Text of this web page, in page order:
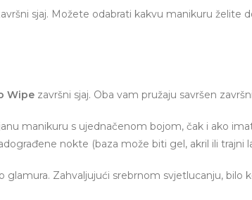
sjaj. Možete odabrati kakvu manikuru želite
Wipe završni sjaj. Oba vam pružaju savršen
manikuru s ujednačenom bojom, čak i ako
nokte (baza može biti gel, akril ili trajni
Zahvaljujući srebrnom svjetlucanju, bilo